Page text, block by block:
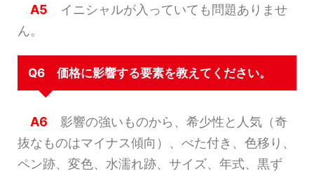
A5 イニシャルが入っていても問題ありませ
ん。
Q6 価格に影響する要素を教えてください。
A6 影響の強いものから、希少性と人気（奇
抜なものはマイナス傾向）、べた付き、色移り、
ペン跡、変色、水濡れ跡、サイズ、年式、黒ず